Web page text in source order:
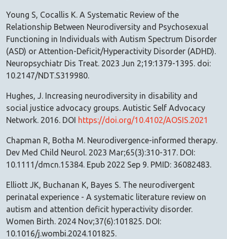
Young S, Cocallis K. A Systematic Review of the
Relationship Between Neurodiversity and Psychosexual
Functioning in Individuals with Autism Spectrum Disorder
(ASD) or Attention-Deficit/Hyperactivity Disorder (ADHD).
Neuropsychiatr Dis Treat. 2023 Jun 2;19:1379-1395. doi:
10.2147/NDT.S319980.
Hughes, J. Increasing neurodiversity in disability and
social justice advocacy groups. Autistic Self Advocacy
Network. 2016. DOI https://doi.org/10.4102/AOSIS.2021
Chapman R, Botha M. Neurodivergence-informed therapy.
Dev Med Child Neurol. 2023 Mar;65(3):310-317. DOI:
10.1111/dmcn.15384. Epub 2022 Sep 9. PMID: 36082483.
Elliott JK, Buchanan K, Bayes S. The neurodivergent
perinatal experience - A systematic literature review on
autism and attention deficit hyperactivity disorder.
Women Birth. 2024 Nov;37(6):101825. DOI:
10.1016/j.wombi.2024.101825.